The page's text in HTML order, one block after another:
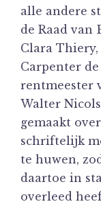
alle andere
de Raad van
Clara
Carpenter de
rentmeester
Walter
gemaakt
schriftelijk
te huwen,
daartoe in
overleed